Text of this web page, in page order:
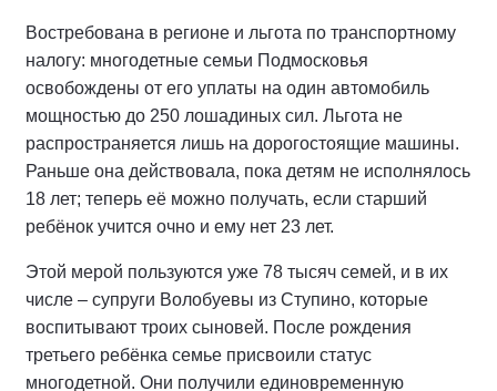
Востребована в регионе и льгота по транспортному
налогу: многодетные семьи Подмосковья
освобождены от его уплаты на один автомобиль
мощностью до 250 лошадиных сил. Льгота не
распространяется лишь на дорогостоящие машины.
Раньше она действовала, пока детям не исполнялось
18 лет; теперь её можно получать, если старший
ребёнок учится очно и ему нет 23 лет.
Этой мерой пользуются уже 78 тысяч семей, и в их
числе – супруги Волобуевы из Ступино, которые
воспитывают троих сыновей. После рождения
третьего ребёнка семье присвоили статус
многодетной. Они получили единовременную